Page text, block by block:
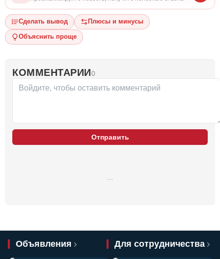
Сделать вывод Плюсы и минусы
Объяснить проще
КОММЕНТАРИИ0
Отправить
Объявления Для сотрудничества